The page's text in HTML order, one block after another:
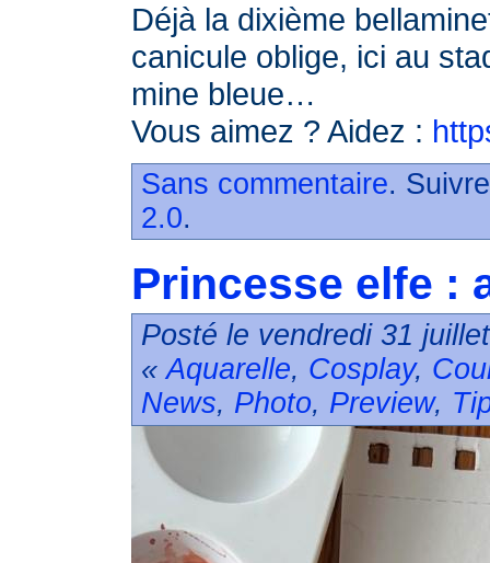
Déjà la dixième
canicule oblige, ici au
mine bleue…
Vous aimez ? Aidez :
Sans commentaire.
2.0.
Princesse elfe :
Posté le vendredi 31
«Aquarelle, Cosplay,
News, Photo, Preview,